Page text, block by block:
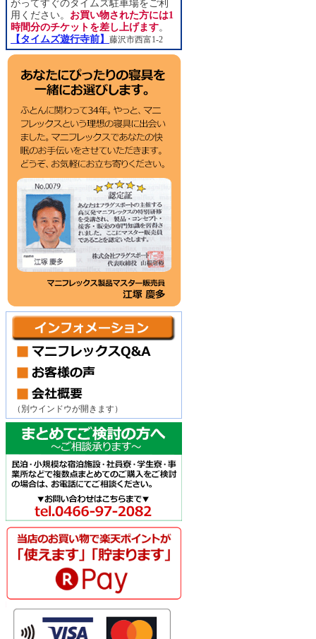
がってすぐのタイムズ駐車場をご利
用ください。 お買い物された方には1
時間分のチケットを差し上げます。
【タイムズ遊行寺前】 藤沢市西富1-2
（別ウインドウが開きます）